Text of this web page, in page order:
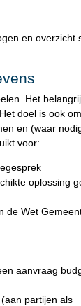
en overzicht
Het
doel is ook
en (waar
voor:
oplossing
de Wet
aanvraag
partijen als